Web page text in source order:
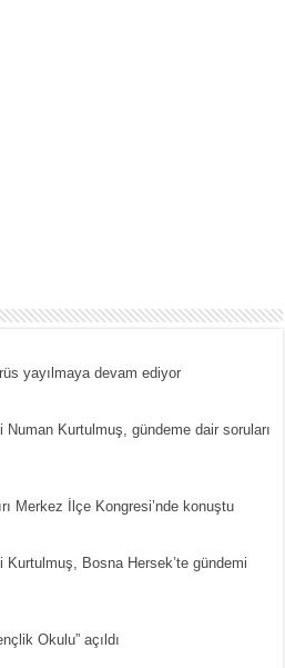
yayılmaya devam ediyor
Kurtulmuş, gündeme dair soruları
Merkez İlçe Kongresi’nde konuştu
Bosna Hersek’te gündemi
Okulu” açıldı